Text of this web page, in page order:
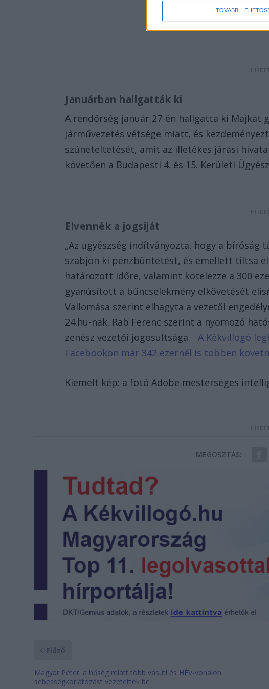
TOVÁBBI
Januárban hallgatták ki
A rendőrség január 27-én hallgatta ki
járművezetés vétsége miatt, és
szüneteltetését, amit az illetékes járási
követően a Budapesti 4. és 15. Kerületi
Elvennék a jogsiját
„Az ügyészség indítványozta, hogy a bíróság
szabjon ki pénzbüntetést, és emellett tiltsa
határozott időre, valamint kötelezze a 300
gyanúsított a bűncselekmény elkövetését
Vallomása szerint elhagyta a vezetői
24.hu-nak. Rab Ferenc szerint a nyomozó
zenész vezetői jogosultsága. A Kékvillogó
Facebookon már 342 ezernél is többen
Kiemelt kép: a fotó Adobe mesterséges
MEGOSZTÁS:
Előző
Magyar Péter: a hőség miatt több vasúti és HÉV-vonalon
sebességkorlátozást vezetettek be